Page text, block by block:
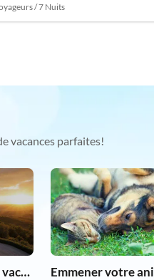
/ 7 Nuits
vacances parfaites!
Appartements de vacances pas chers